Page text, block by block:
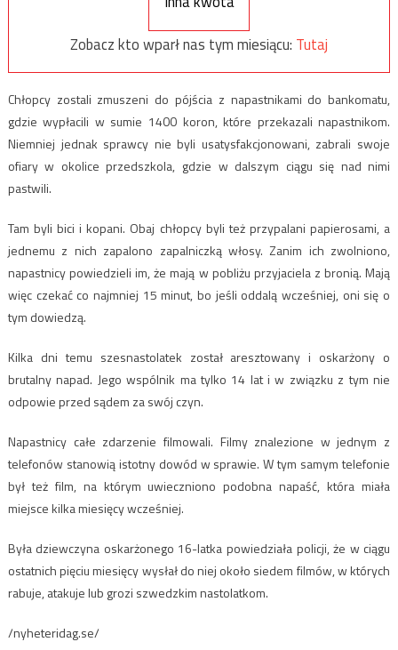
Zobacz kto wparł nas tym miesiącu: Tutaj
Chłopcy zostali zmuszeni do pójścia z napastnikami do bankomatu,
gdzie wypłacili w sumie 1400 koron, które przekazali napastnikom.
Niemniej jednak sprawcy nie byli usatysfakcjonowani, zabrali swoje
ofiary w okolice przedszkola, gdzie w dalszym ciągu się nad nimi
pastwili.
Tam byli bici i kopani. Obaj chłopcy byli też przypalani papierosami, a
jednemu z nich zapalono zapalniczką włosy. Zanim ich zwolniono,
napastnicy powiedzieli im, że mają w pobliżu przyjaciela z bronią. Mają
więc czekać co najmniej 15 minut, bo jeśli oddalą wcześniej, oni się o
tym dowiedzą.
Kilka dni temu szesnastolatek został aresztowany i oskarżony o
brutalny napad. Jego wspólnik ma tylko 14 lat i w związku z tym nie
odpowie przed sądem za swój czyn.
Napastnicy całe zdarzenie filmowali. Filmy znalezione w jednym z
telefonów stanowią istotny dowód w sprawie. W tym samym telefonie
był też film, na którym uwieczniono podobna napaść, która miała
miejsce kilka miesięcy wcześniej.
Była dziewczyna oskarżonego 16-latka powiedziała policji, że w ciągu
ostatnich pięciu miesięcy wysłał do niej około siedem filmów, w których
rabuje, atakuje lub grozi szwedzkim nastolatkom.
/nyheteridag.se/